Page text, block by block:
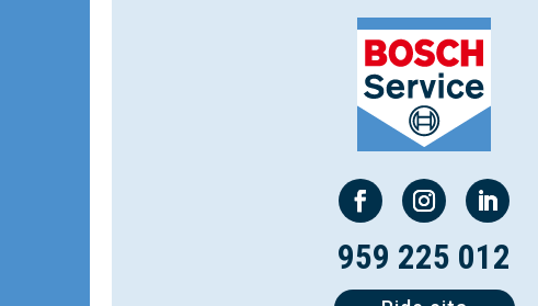
959 225 012